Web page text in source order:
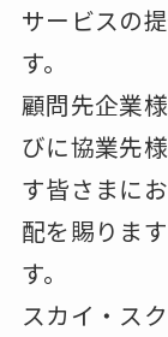
サービスの
す。
顧問先企業
びに協業先
す皆さまに
配を賜りま
す。
スカイ・ス